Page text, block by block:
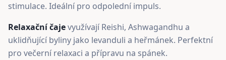
stimulace. Ideální pro odpolední impuls.
Relaxační čajevyužívají Reishi, Ashwagandhu a
uklidňující byliny jako levanduli a heřmánek. Perfektní
pro večerní relaxaci a přípravu na spánek.